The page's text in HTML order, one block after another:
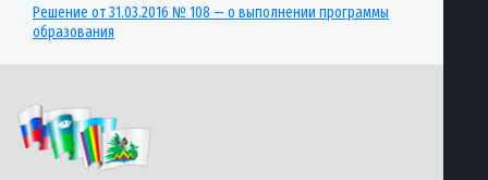
Решение от 31.03.2016 № 108 — о выполнении программы
образования